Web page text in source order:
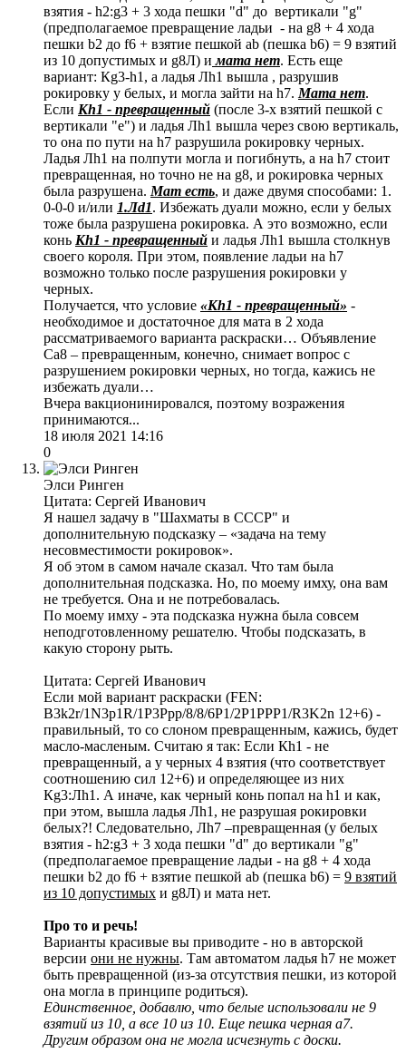
взятия - h2:g3 + 3 хода пешки "d" до вертикали "g"
(предполагаемое превращение ладьи - на g8 + 4 хода
пешки b2 до f6 + взятие пешкой ab (пешка b6) = 9 взятий
из 10 допустимых и g8Л) и мата нет. Есть еще
вариант: Кg3-h1, а ладья Лh1 вышла , разрушив
рокировку у белых, и могла зайти на h7. Мата нет.
Если Кh1 - превращенный (после 3-х взятий пешкой с
вертикали "е") и ладья Лh1 вышла через свою вертикаль,
то она по пути на h7 разрушила рокировку черных.
Ладья Лh1 на полпути могла и погибнуть, а на h7 стоит
превращенная, но точно не на g8, и рокировка черных
была разрушена. Мат есть, и даже двумя способами: 1.
0-0-0 и/или 1.Лd1. Избежать дуали можно, если у белых
тоже была разрушена рокировка. А это возможно, если
конь Кh1 - превращенный и ладья Лh1 вышла столкнув
своего короля. При этом, появление ладьи на h7
возможно только после разрушения рокировки у
черных.
Получается, что условие «Кh1 - превращенный» -
необходимое и достаточное для мата в 2 хода
рассматриваемого варианта раскраски… Объявление
Са8 – превращенным, конечно, снимает вопрос с
разрушением рокировки черных, но тогда, кажись не
избежать дуали…
Вчера вакционинировался, поэтому возражения
принимаются...
18 июля 2021 14:16
0
Элси Ринген
Цитата: Сергей Иванович
Я нашел задачу в "Шахматы в СССР" и
дополнительную подсказку – «задача на тему
несовместимости рокировок».
Я об этом в самом начале сказал. Что там была
дополнительная подсказка. Но, по моему имху, она вам
не требуется. Она и не потребовалась.
По моему имху - эта подсказка нужна была совсем
неподготовленному решателю. Чтобы подсказать, в
какую сторону рыть.
Цитата: Сергей Иванович
Если мой вариант раскраски (FEN:
B3k2r/1N3p1R/1P3Ppp/8/8/6P1/2P1PPP1/R3K2n 12+6) -
правильный, то со слоном превращенным, кажись, будет
масло-масленым. Считаю я так: Если Кh1 - не
превращенный, а у черных 4 взятия (что соответствует
соотношению сил 12+6) и определяющее из них
Кg3:Лh1. А иначе, как черный конь попал на h1 и как,
при этом, вышла ладья Лh1, не разрушая рокировки
белых?! Следовательно, Лh7 –превращенная (у белых
взятия - h2:g3 + 3 хода пешки "d" до вертикали "g"
(предполагаемое превращение ладьи - на g8 + 4 хода
пешки b2 до f6 + взятие пешкой ab (пешка b6) = 9 взятий
из 10 допустимых и g8Л) и мата нет.
Про то и речь!
Варианты красивые вы приводите - но в авторской
версии они не нужны. Там автоматом ладья h7 не может
быть превращенной (из-за отсутствия пешки, из которой
она могла в принципе родиться).
Единственное, добавлю, что белые использовали не 9
взятий из 10, а все 10 из 10. Еще пешка черная а7.
Другим образом она не могла исчезнуть с доски.